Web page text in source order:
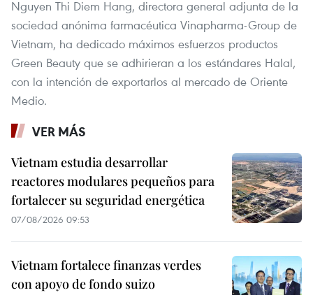
Nguyen Thi Diem Hang, directora general adjunta de la
sociedad anónima farmacéutica Vinapharma-Group de
Vietnam, ha dedicado máximos esfuerzos productos
Green Beauty que se adhirieran a los estándares Halal,
con la intención de exportarlos al mercado de Oriente
Medio.
VER MÁS
Vietnam estudia desarrollar
reactores modulares pequeños para
fortalecer su seguridad energética
07/08/2026 09:53
Vietnam fortalece finanzas verdes
con apoyo de fondo suizo